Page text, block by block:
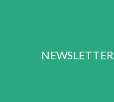
NEWSLETTER